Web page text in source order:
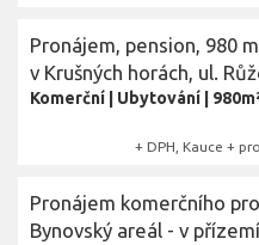
Cena
Pronájem, pension, 980
v Krušných horách, ul.
Komerční Ubytování
+ DPH, Kauce +
Pronájem komerčního
Bynovský areál - v